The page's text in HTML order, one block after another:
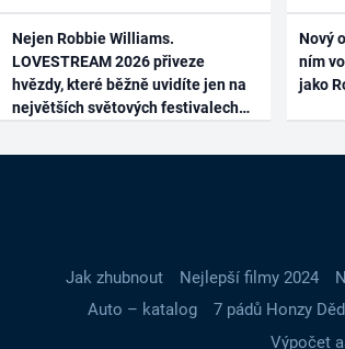
Nejen Robbie Williams.
LOVESTREAM 2026 přiveze
hvězdy, které běžně uvidíte jen na
největších světových festivalech
Nový
ním
jako
Jak zhubnout Nejlepší filmy 2024
Auto – katalog
7 pádů Honzy
Výpočet